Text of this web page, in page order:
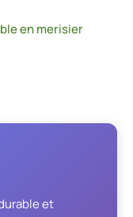
en merisier
et